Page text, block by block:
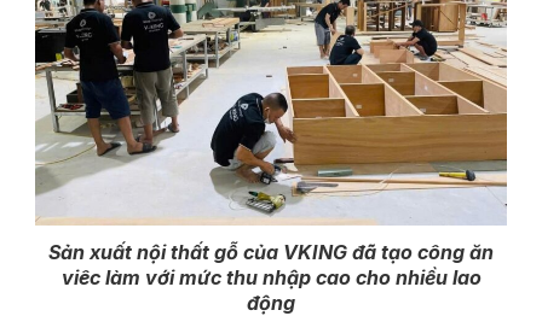
Sản xuất nội thất gỗ của VKING đã tạo công ăn
viêc làm với mức thu nhập cao cho nhiều lao
động